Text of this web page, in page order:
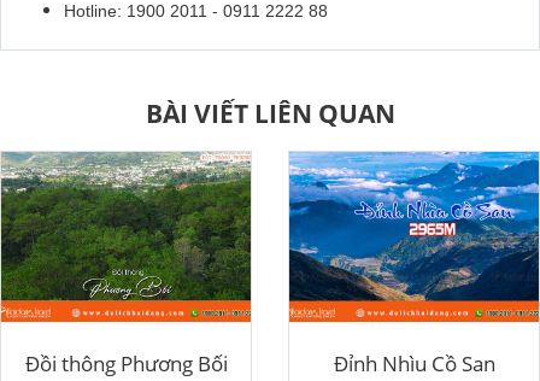
Hotline: 1900 2011 - 0911 2222 88
BÀI VIẾT LIÊN QUAN
Đồi thông Phương Bối Đỉnh Nhìu Cồ San